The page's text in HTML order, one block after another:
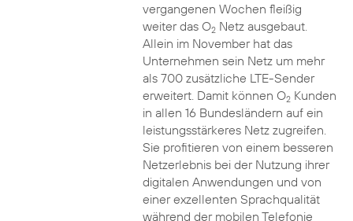
vergangenen Wochen fleißig
weiter das O2Netz ausgebaut.
Allein im November hat das
Unternehmen sein Netz um mehr
als 700 zusätzliche LTE-Sender
erweitert. Damit können O2Kunden
in allen 16 Bundesländern auf ein
leistungsstärkeres Netz zugreifen.
Sie profitieren von einem besseren
Netzerlebnis bei der Nutzung ihrer
digitalen Anwendungen und von
einer exzellenten Sprachqualität
während der mobilen Telefonie